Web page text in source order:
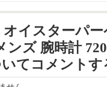
イスターパ
ンズ 腕時計
てコメントす